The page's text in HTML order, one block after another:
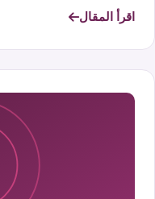
اقرأ المقال